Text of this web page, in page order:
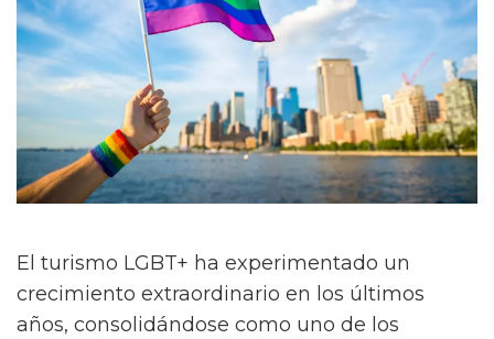
El turismo LGBT+ ha experimentado un
crecimiento extraordinario en los últimos
años, consolidándose como uno de los